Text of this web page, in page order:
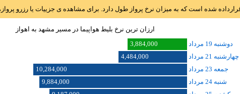
شده است که به میزان نرخ پرواز طول دارد. برای مشاهده ی جزییات یا رزرو
ارزان ترین نرخ بلیط هواپیما در مسیر مشهد به اهواز
دوشنبه 19 مرداد
3,884,000
چهارشنبه 21 مرداد
4,484,000
جمعه 23 مرداد
10,284,000
شنبه 24 مرداد
9,884,000